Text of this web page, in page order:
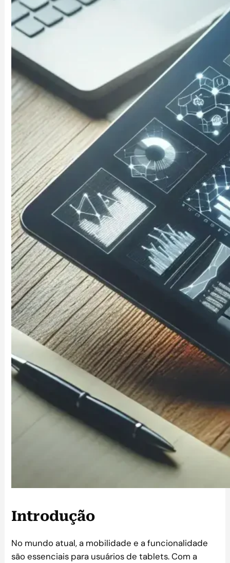
Introdução
No mundo atual, a mobilidade e a funcionalidade
são essenciais para usuários de tablets. Com a